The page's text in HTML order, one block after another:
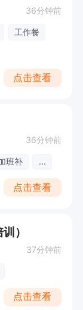
36分钟前
工作餐
点击查看
36分钟前
班补 ...
点击查看
）
37分钟前
点击查看